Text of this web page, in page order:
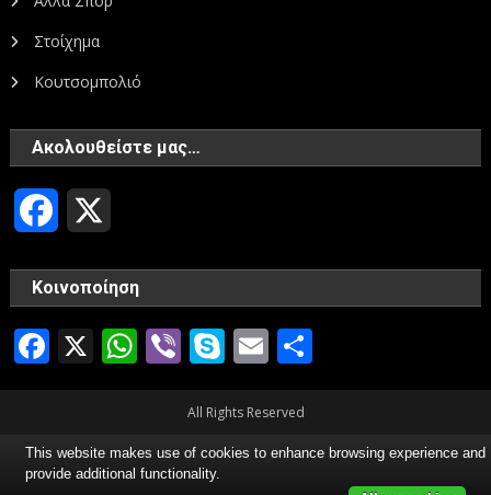
Στοίχημα
Κουτσομπολιό
Ακολουθείστε μας…
Facebook
Κοινοποίηση
Facebook
X WhatsApp
ViberSkype
Email
All Rights Reserved
This website makes use of cookies to enhance browsing experience and
provide additional functionality.